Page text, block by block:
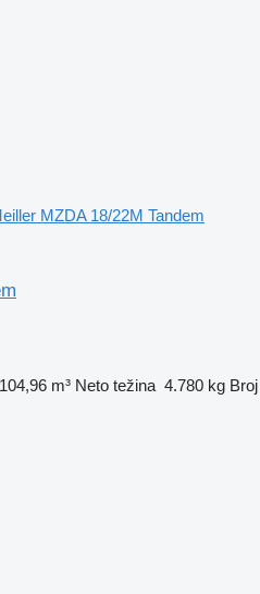
MZDA 18/22M Tandem
104,96 m³ Neto težina 4.780 kg Broj